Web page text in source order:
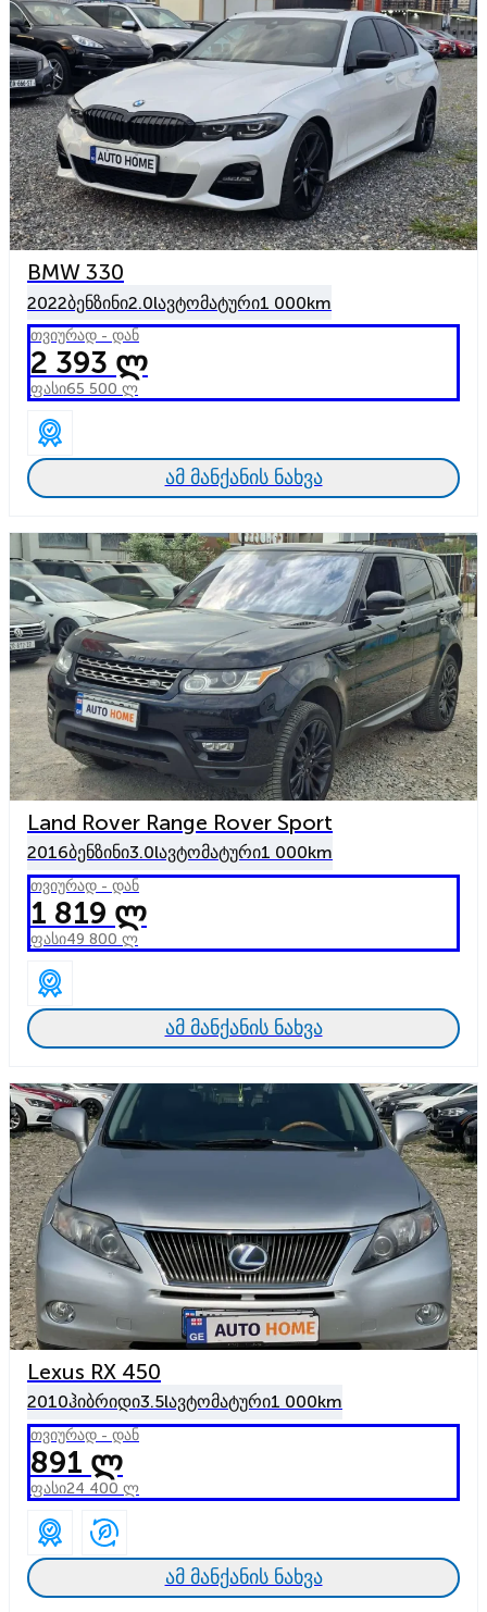
BMW 330
2022ბენზინი2.0lავტომატური1 000km
თვიურად - დან
2 393 ლ
ფასი65 500 ლ
ამ მანქანის ნახვა
Land Rover Range Rover Sport
2016ბენზინი3.0lავტომატური1 000km
თვიურად - დან
1 819 ლ
ფასი49 800 ლ
ამ მანქანის ნახვა
Lexus RX 450
2010ჰიბრიდი3.5lავტომატური1 000km
თვიურად - დან
891 ლ
ფასი24 400 ლ
ამ მანქანის ნახვა